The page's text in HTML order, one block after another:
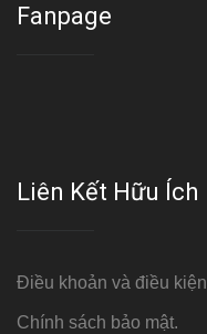
Fanpage
Liên Kết Hữu Ích
Điều khoản và điều kiện
Chính sách bảo mật.